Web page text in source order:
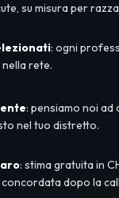
su misura per
: ogni
rete.
: pensiamo noi ad
nel tuo distretto.
: stima gratuita in
dopo la